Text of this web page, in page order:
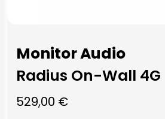
Monitor Audio
Radius On-Wall 4G
529,00 €